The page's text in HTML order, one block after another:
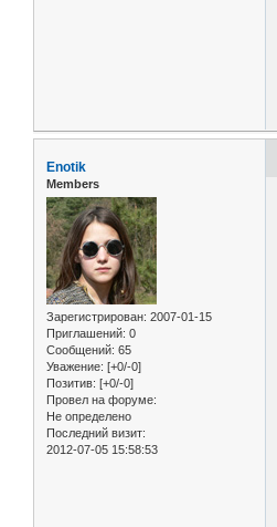
Enotik
Members
Зарегистрирован: 2007-01-15
Приглашений: 0
Сообщений: 65
Уважение: [+0/-0]
Позитив: [+0/-0]
Провел на форуме:
Не определено
Последний визит:
2012-07-05 15:58:53